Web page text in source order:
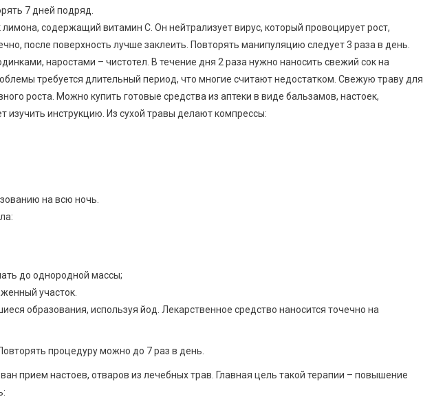
7 дней подряд.
содержащий витамин С. Он нейтрализует вирус, который провоцирует рост,
после поверхность лучше заклеить. Повторять манипуляцию следует 3 раза в день.
наростами – чистотел. В течение дня 2 раза нужно наносить свежий сок на
требуется длительный период, что многие считают недостатком. Свежую траву для
роста. Можно купить готовые средства из аптеки в виде бальзамов, настоек,
изучить инструкцию. Из сухой травы делают компрессы:
на всю ночь.
до однородной массы;
участок.
образования, используя йод. Лекарственное средство наносится точечно на
процедуру можно до 7 раз в день.
прием настоев, отваров из лечебных трав. Главная цель такой терапии – повышение